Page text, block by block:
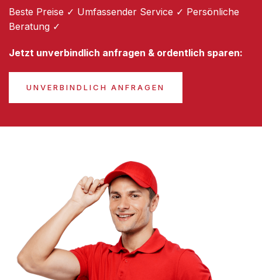
Beste Preise ✓ Umfassender Service ✓ Persönliche
Beratung ✓
Jetzt unverbindlich anfragen & ordentlich sparen:
UNVERBINDLICH ANFRAGEN